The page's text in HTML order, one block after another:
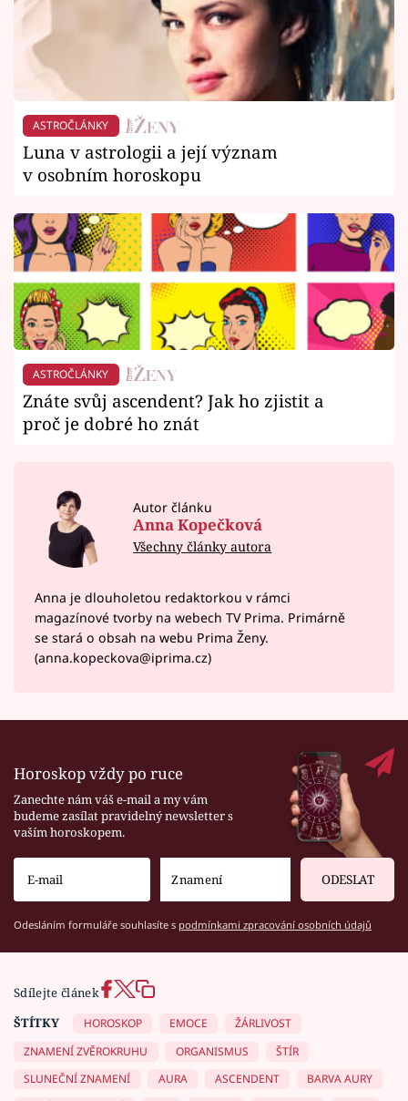
ASTROČLÁNKY
Luna v astrologii a její význam
v osobním horoskopu
ASTROČLÁNKY
Znáte svůj ascendent? Jak ho zjistit a
proč je dobré ho znát
Autor článku
Anna Kopečková
Všechny články autora
Anna je dlouholetou redaktorkou v rámci
magazínové tvorby na webech TV Prima. Primárně
se stará o obsah na webu Prima Ženy.
(anna.kopeckova@iprima.cz)
Horoskop vždy po ruce
Zanechte nám váš e-mail a my vám
budeme zasílat pravidelný newsletter s
vaším horoskopem.
ODESLAT
Odesláním formuláře souhlasíte s podmínkami zpracování osobních údajů
Sdílejte článek
ŠTÍTKY
HOROSKOP EMOCE
ŽÁRLIVOST
ZNAMENÍ ZVĚROKRUHU
ORGANISMUS
ŠTÍR
SLUNEČNÍ ZNAMENÍ
AURA ASCENDENT
BARVA AURY